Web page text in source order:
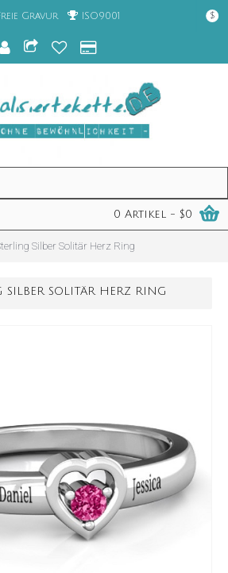
Gravur ISO9001 $
0 Artikel - $0
Silber Solitär Herz Ring
SILBER SOLITÄR HERZ RING